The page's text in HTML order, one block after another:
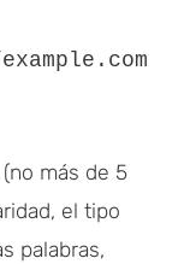
más de 5
el tipo
palabras,